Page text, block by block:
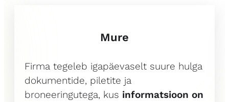
Mure
Firma tegeleb igapäevaselt suure hulga
dokumentide, piletite ja
broneeringutega, kus informatsioon on